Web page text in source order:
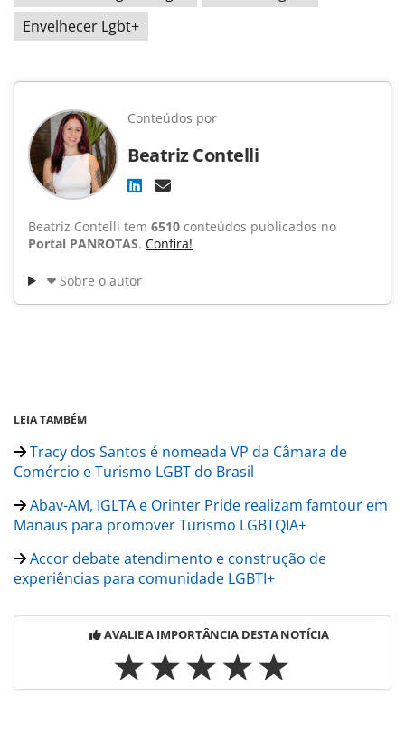
Envelhecer Lgbt+
Conteúdos por
Beatriz Contelli
Beatriz Contelli tem 6510 conteúdos publicados no
Portal PANROTAS. Confira!
Sobre o autor
LEIA TAMBÉM
Tracy dos Santos é nomeada VP da Câmara de
Comércio e Turismo LGBT do Brasil
Abav-AM, IGLTA e Orinter Pride realizam famtour em
Manaus para promover Turismo LGBTQIA+
Accor debate atendimento e construção de
experiências para comunidade LGBTI+
AVALIE A IMPORTÂNCIA DESTA NOTÍCIA